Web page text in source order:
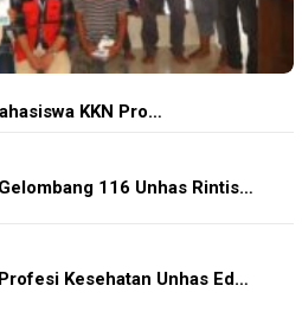
KKN Pro…
116 Unhas Rintis…
Kesehatan Unhas Ed…